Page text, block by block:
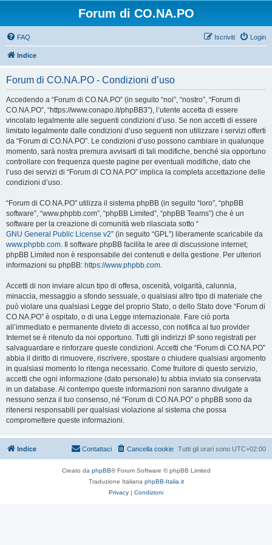
Forum di CO.NA.PO
FAQ Login
Iscriviti
Indice
Forum di CO.NA.PO - Condizioni d’uso
Accedendo a “Forum di CO.NA.PO” (in seguito “noi”, “nostro”, “Forum di
CO.NA.PO”, “https://www.conapo.it/phpBB3”), l’utente accetta di essere
vincolato legalmente alle seguenti condizioni d’uso. Se non accetti di essere
limitato legalmente dalle condizioni d’uso seguenti non utilizzare i servizi offerti
da “Forum di CO.NA.PO”. Le condizioni d’uso possono cambiare in qualunque
momento, sarà nostra premura avvisarti di tali modifiche, benché sia opportuno
controllare con frequenza queste pagine per eventuali modifiche, dato che
l’uso dei servizi di “Forum di CO.NA.PO” implica la completa accettazione delle
condizioni d’uso.
“Forum di CO.NA.PO” utilizza il sistema phpBB (in seguito “loro”, “phpBB
software”, “www.phpbb.com”, “phpBB Limited”, “phpBB Teams”) che è un
software per la creazione di comunità web rilasciata sotto “
GNU General Public License v2” (in seguito “GPL”) liberamente scaricabile da
www.phpbb.com. Il software phpBB facilita le aree di discussione internet;
phpBB Limited non è responsabile dei contenuti e della gestione. Per ulteriori
informazioni su phpBB: https://www.phpbb.com.
Accetti di non inviare alcun tipo di offesa, oscenità, volgarità, calunnia,
minaccia, messaggio a sfondo sessuale, o qualsiasi altro tipo di materiale che
può violare una qualsiasi Legge del proprio Stato, o dello Stato dove “Forum di
CO.NA.PO” è ospitato, o di una Legge internazionale. Fare ciò porta
all’immediato e permanente divieto di accesso, con notifica al tuo provider
Internet se è ritenuto da noi opportuno. Tutti gli indirizzi IP sono registrati per
salvaguardare e rinforzare queste condizioni. Accetti che “Forum di CO.NA.PO”
abbia il diritto di rimuovere, riscrivere, spostare o chiudere qualsiasi argomento
in qualsiasi momento lo ritenga necessario. Come fruitore di questo servizio,
accetti che ogni informazione (dato personale) tu abbia inviato sia conservata
in un database. Al contempo queste informazioni non saranno divulgate a
nessuno senza il tuo consenso, né “Forum di CO.NA.PO” o phpBB sono da
ritenersi responsabili per qualsiasi violazione al sistema che possa
compromettere queste informazioni.
Indice Tutti gli orari sono UTC+02:00
Cancella cookie
Contattaci
Creato da phpBB® Forum Software © phpBB Limited
Traduzione Italiana phpBB-Italia.it
Privacy | Condizioni